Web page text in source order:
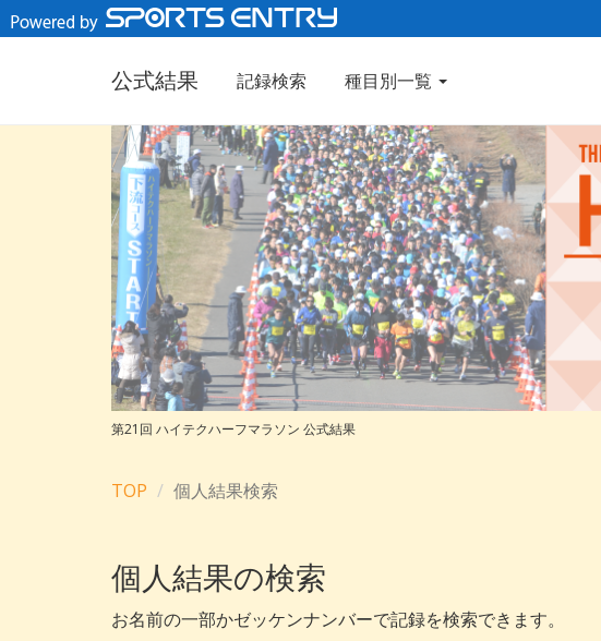
公式結果 記録検索 種目別一覧
第21回 ハイテクハーフマラソン 公式結果
TOP 個人結果検索
個人結果の検索
お名前の一部かゼッケンナンバーで記録を検索できます。